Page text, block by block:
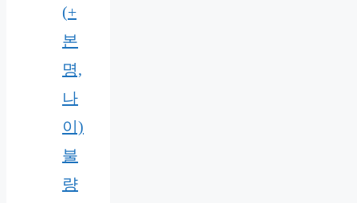
(+
본
명,
나
이)
불
량